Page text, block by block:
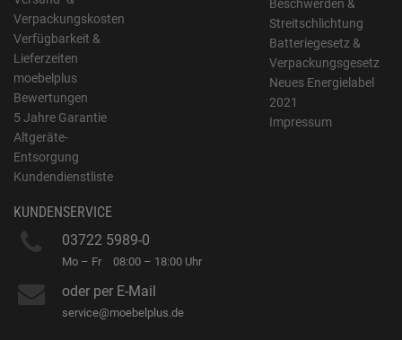
Verpackungskosten
Verfügbarkeit &
Lieferzeiten
moebelplus
Bewertungen
5 Jahre Garantie
Altgeräte-
Entsorgung
Kundendienstliste
Beschwerden &
Streitschlichtung
Batteriegesetz &
Verpackungsgesetz
Neues Energielabel
2021
Impressum
KUNDENSERVICE
03722 5989-0
Mo – Fr 08:00 – 18:00 Uhr
oder per E-Mail
service@moebelplus.de